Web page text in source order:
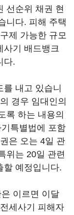
선순위 채권 현
니다. 피해 주택
제 가능한 규모
사기 배드뱅크
다.
내고 있습니
경우 임대인의
록 하는 내용의
특별법에 포함
은 오는 4일 관
위는 20일 관련
할 예정입니다.
이르면 이달
세사기 피해자